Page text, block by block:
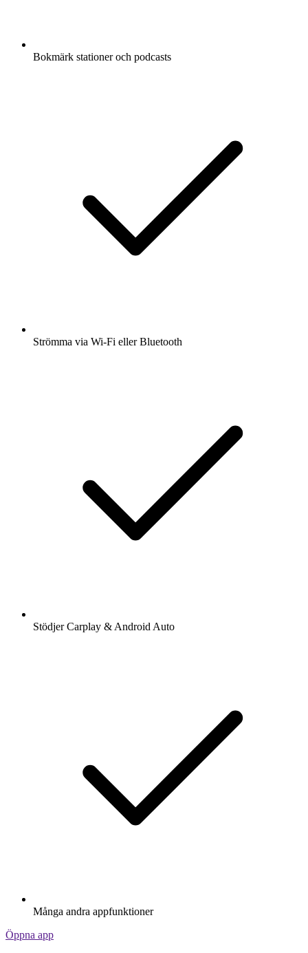
Bokmärk stationer och podcasts
Strömma via Wi-Fi eller Bluetooth
Stödjer Carplay & Android Auto
Många andra appfunktioner
Öppna app